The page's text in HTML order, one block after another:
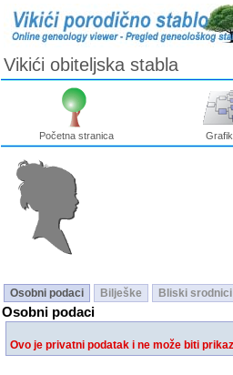
Vikići obiteljska stabla
Početna stranica
Osobni podaci Bilješke Bliski srodnici
Osobni podaci
Ovo je privatni podatak i ne može biti